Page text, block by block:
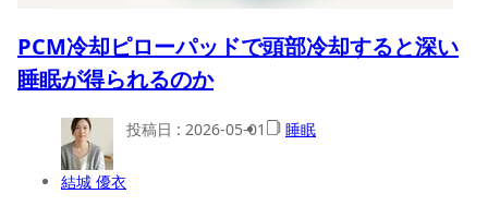
PCM冷却ピローパッドで頭部冷却すると深い
睡眠が得られるのか
結城 優衣
投稿日 : 2026-05-01 睡眠